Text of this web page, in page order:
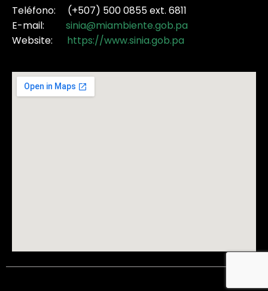
Teléfono: (+507) 500 0855 ext. 6811
E-mail: sinia@miambiente.gob.pa
Website: https://www.sinia.gob.pa